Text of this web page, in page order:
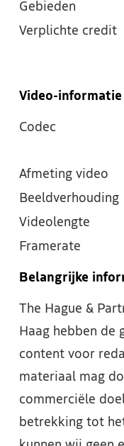
Gebieden
Verplichte credit
Video-informatie
Codec
Afmeting video
Beeldverhouding
Videolengte
Framerate
Belangrijke
The Hague &
Haag hebben de
content voor
materiaal mag
commerciële
betrekking tot